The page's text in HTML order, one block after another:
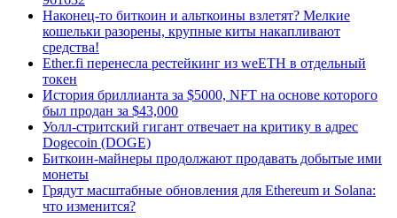
Наконец-то биткоин и альткоины взлетят? Мелкие
кошельки разорены, крупные киты накапливают
средства!
Ether.fi перенесла рестейкинг из weETH в отдельный
токен
История бриллианта за $5000, NFT на основе которого
был продан за $43,000
Уолл-стритский гигант отвечает на критику в адрес
Dogecoin (DOGE)
Биткоин-майнеры продолжают продавать добытые ими
монеты
Грядут масштабные обновления для Ethereum и Solana:
что изменится?